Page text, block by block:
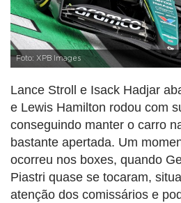
Foto: XPB Images
Lance Stroll e Isack Hadjar
e Lewis Hamilton rodou com
conseguindo manter o carro
bastante apertada. Um
ocorreu nos boxes, quando
Piastri quase se tocaram,
atenção dos comissários e